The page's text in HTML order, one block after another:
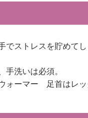
でストレスを貯めて
手洗いは必須。
ォーマー 足首はレ